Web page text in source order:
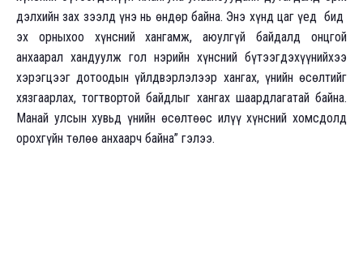
дэлхийн зах зээлд үнэ нь өндөр байна. Энэ хүнд цаг үед бид
эх орныхоо хүнсний хангамж, аюулгүй байдалд онцгой
анхаарал хандуулж гол нэрийн хүнсний бүтээгдэхүүнийхээ
хэрэгцээг дотоодын үйлдвэрлэлээр хангах, үнийн өсөлтийг
хязгаарлах, тогтвортой байдлыг хангах шаардлагатай байна.
Манай улсын хувьд үнийн өсөлтөөс илүү хүнсний хомсдолд
орохгүйн төлөө анхаарч байна” гэлээ.